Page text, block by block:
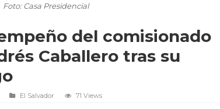
Foto: Casa Presidencial
del comisionado
Caballero tras su
El Salvador 71 Views